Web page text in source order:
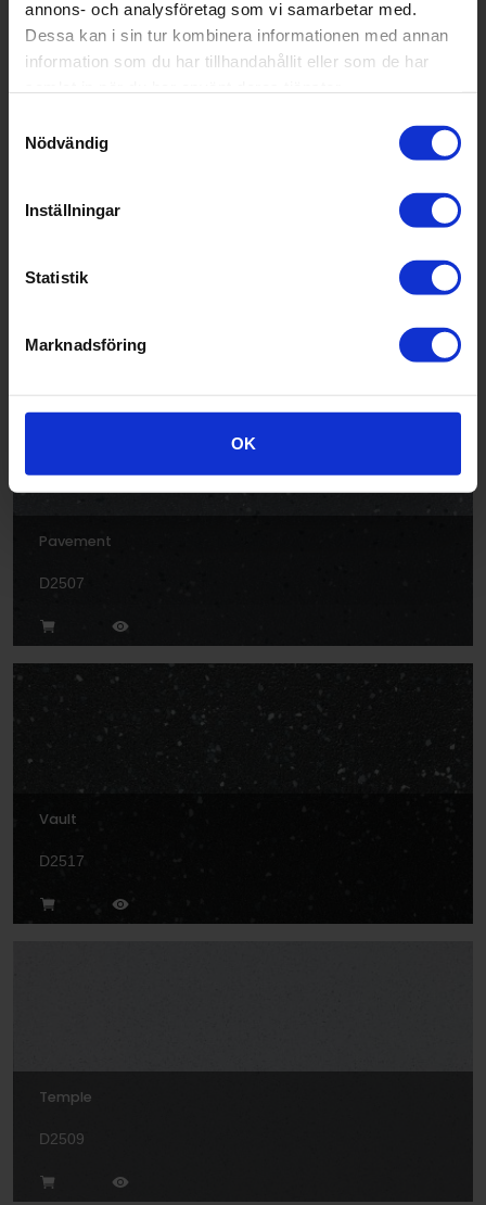
annons- och analysföretag som vi samarbetar med.
Dessa kan i sin tur kombinera informationen med annan
information som du har tillhandahållit eller som de har
Nödvändig
Inställningar
Statistik
Marknadsföring
OK
D2505
Pavement
D2507
Vault
D2517
Temple
D2509